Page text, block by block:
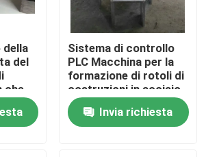
del
che
Sistema di controllo
PLC Macchina per la
formazione di rotoli di
costruzioni in acciaio
galvanizzata
Invia richiesta